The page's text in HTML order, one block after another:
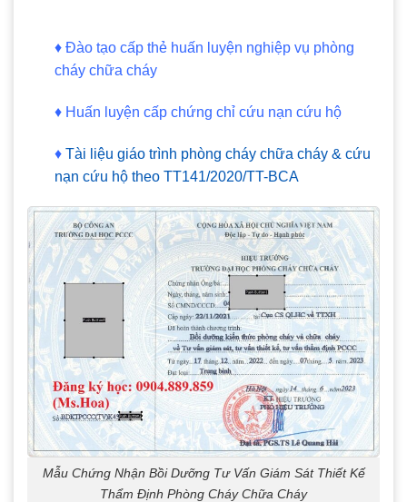
♦ Đào tạo cấp thẻ huấn luyện nghiệp vụ phòng
cháy chữa cháy
♦ Huấn luyện cấp chứng chỉ cứu nạn cứu hộ
♦ Tài liệu giáo trình phòng cháy chữa cháy & cứu
nạn cứu hộ theo TT141/2020/TT-BCA
Mẫu Chứng Nhận Bồi Dưỡng Tư Vấn Giám Sát Thiết Kế
Thẩm Định Phòng Cháy Chữa Cháy